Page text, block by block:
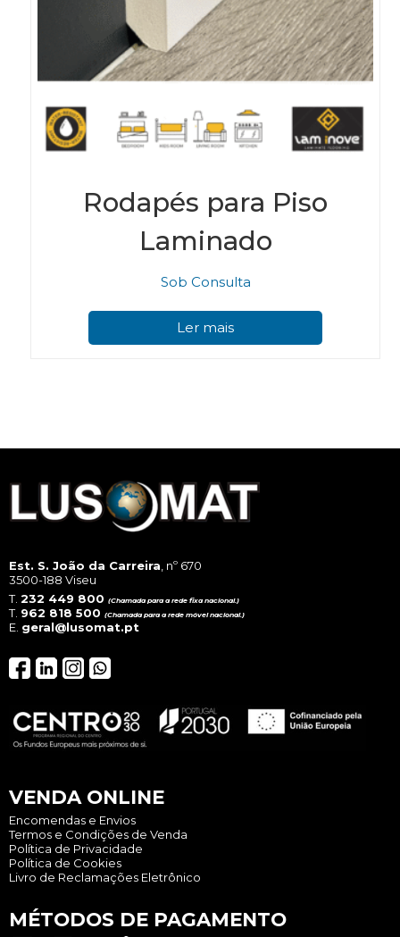
Rodapés para Piso
Laminado
Sob Consulta
Ler mais
Est. S. João da Carreira , nº 670
3500-188 Viseu
T. 232 449 800 (Chamada para a rede fixa nacional.)
T. 962 818 500 (Chamada para a rede móvel nacional.)
E. geral@lusomat.pt
VENDA ONLINE
Encomendas e Envios
Termos e Condições de Venda
Política de Privacidade
Política de Cookies
Livro de Reclamações Eletrônico
MÉTODOS DE PAGAMENTO